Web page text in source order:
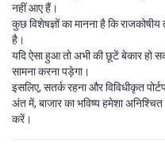
नहीं आए हैं।
कुछ विशेषज्ञों का मानना है कि
है।
यदि ऐसा हुआ तो अभी की छूटें बेकार हो
सामना करना पड़ेगा।
इसलिए, सतर्क रहना और विविधीकृत
अंत में, बाजार का भविष्य हमेशा
करें।